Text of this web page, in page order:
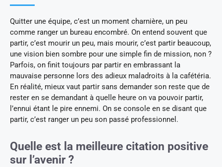
Quitter une équipe, c’est un moment charnière, un peu
comme ranger un bureau encombré. On entend souvent que
partir, c’est mourir un peu, mais mourir, c’est partir beaucoup,
une vision bien sombre pour une simple fin de mission, non ?
Parfois, on finit toujours par partir en embrassant la
mauvaise personne lors des adieux maladroits à la cafétéria.
En réalité, mieux vaut partir sans demander son reste que de
rester en se demandant à quelle heure on va pouvoir partir,
l’ennui étant le pire ennemi. On se console en se disant que
partir, c’est ranger un peu son passé professionnel.
Quelle est la meilleure citation positive
sur l’avenir ?